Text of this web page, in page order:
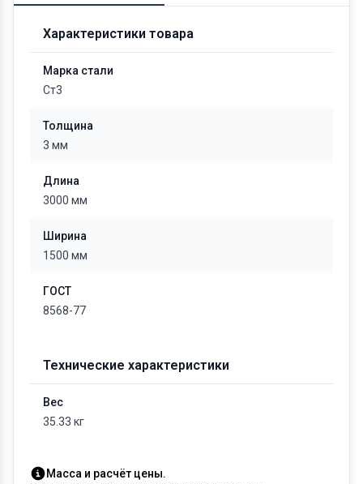
Характеристики товара
Марка стали
Ст3
Толщина
3 мм
Длина
3000 мм
Ширина
1500 мм
ГОСТ
8568-77
Технические характеристики
Вес
35.33 кг
Масса и расчёт цены.